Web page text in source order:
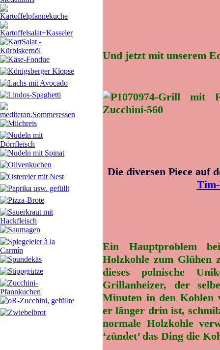
Und jetzt mit unserem
Die diversen Piece auf
Ein Hauptproblem
Holzkohle zum Glühen
dieses polnische
Grillanheizer, der
Minuten in den Kohlen
er länger drin ist,
normale Holzkohle
‘zündet’ das Ding die